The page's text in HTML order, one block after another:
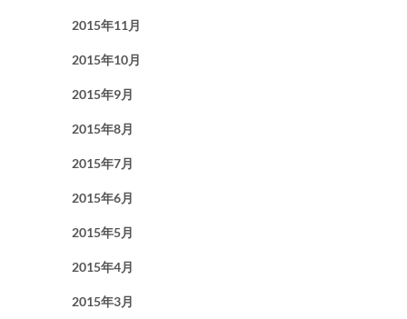
2015年11月
2015年10月
2015年9月
2015年8月
2015年7月
2015年6月
2015年5月
2015年4月
2015年3月